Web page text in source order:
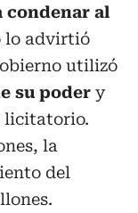
condenar al
lo advirtió
utilizó
su poder y
licitatorio.
la
del